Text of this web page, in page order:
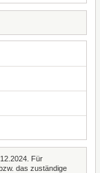
Für
das zuständige